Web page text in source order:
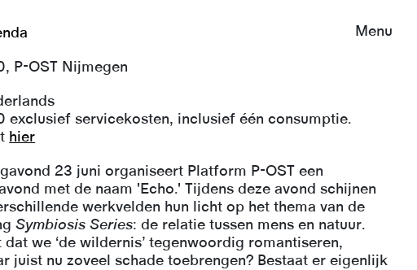
Menu
P-OST Nijmegen
exclusief servicekosten, inclusief één consumptie.
hier
23 juni organiseert Platform P-OST een
met de naam 'Echo.' Tijdens deze avond schijnen
werkvelden hun licht op het thema van de
Symbiosis Series: de relatie tussen mens en natuur.
dat we ‘de wildernis’ tegenwoordig romantiseren,
juist nu zoveel schade toebrengen? Bestaat er eigenlijk